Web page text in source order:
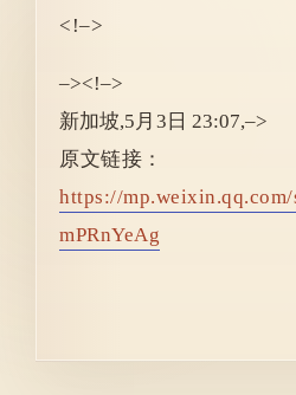
<!–>
–><!–>
新加坡,5月3日 23:07,–>
原文链接：
https://
mPRnYeAg